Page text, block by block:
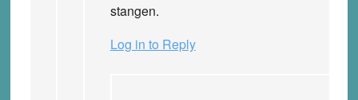
stangen.
Log in to Reply